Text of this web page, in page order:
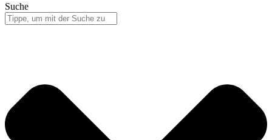
Suche